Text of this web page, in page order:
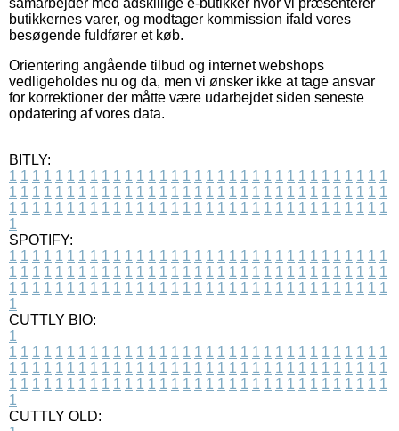
butikkernes varer, og modtager kommission ifald vores
besøgende fuldfører et køb.
Orientering angående tilbud og internet webshops
vedligeholdes nu og da, men vi ønsker ikke at tage ansvar
for korrektioner der måtte være udarbejdet siden seneste
opdatering af vores data.
BITLY:
1 1 1 1 1 1 1 1 1 1 1 1 1 1 1 1 1 1 1 1 1 1 1 1 1 1 1 1 1 1 1 1 1
1 1 1 1 1 1 1 1 1 1 1 1 1 1 1 1 1 1 1 1 1 1 1 1 1 1 1 1 1 1 1 1 1
1 1 1 1 1 1 1 1 1 1 1 1 1 1 1 1 1 1 1 1 1 1 1 1 1 1 1 1 1 1 1 1 1
1
SPOTIFY:
1 1 1 1 1 1 1 1 1 1 1 1 1 1 1 1 1 1 1 1 1 1 1 1 1 1 1 1 1 1 1 1 1
1 1 1 1 1 1 1 1 1 1 1 1 1 1 1 1 1 1 1 1 1 1 1 1 1 1 1 1 1 1 1 1 1
1 1 1 1 1 1 1 1 1 1 1 1 1 1 1 1 1 1 1 1 1 1 1 1 1 1 1 1 1 1 1 1 1
1
CUTTLY BIO:
1
1 1 1 1 1 1 1 1 1 1 1 1 1 1 1 1 1 1 1 1 1 1 1 1 1 1 1 1 1 1 1 1 1
1 1 1 1 1 1 1 1 1 1 1 1 1 1 1 1 1 1 1 1 1 1 1 1 1 1 1 1 1 1 1 1 1
1 1 1 1 1 1 1 1 1 1 1 1 1 1 1 1 1 1 1 1 1 1 1 1 1 1 1 1 1 1 1 1 1
1
CUTTLY OLD: